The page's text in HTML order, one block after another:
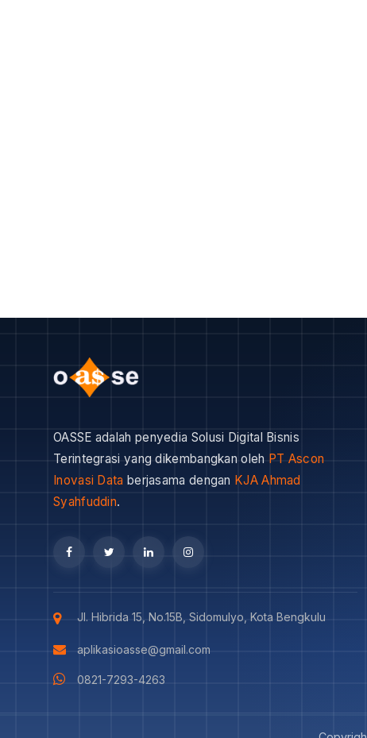
OASSE adalah penyedia Solusi Digital Bisnis
Terintegrasi yang dikembangkan oleh PT Ascon
Inovasi Data berjasama dengan KJA Ahmad
Syahfuddin.
Jl. Hibrida 15, No.15B, Sidomulyo, Kota Bengkulu
aplikasioasse@gmail.com
0821-7293-4263